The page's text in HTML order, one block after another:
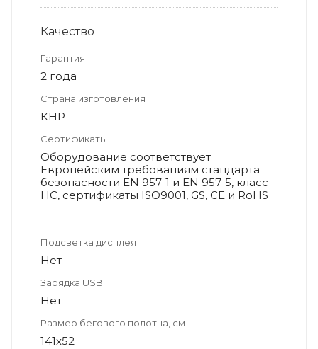
Качество
Гарантия
2 года
Страна изготовления
КНР
Сертификаты
Оборудование соответствует
Европейским требованиям стандарта
безопасности EN 957-1 и EN 957-5, класс
HC, сертификаты ISO9001, GS, CE и RoHS
Подсветка дисплея
Нет
Зарядка USB
Нет
Размер бегового полотна, см
141х52